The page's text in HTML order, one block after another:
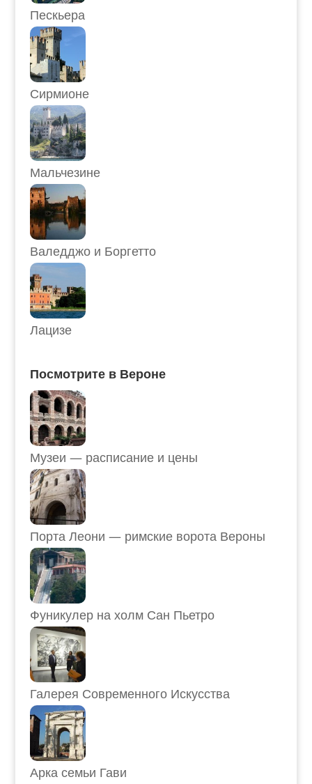
Пескьера
Сирмионе
Мальчезине
Валедджо и Боргетто
Лацизе
Посмотрите в Вероне
Музеи — расписание и цены
Порта Леони — римские ворота Вероны
Фуникулер на холм Сан Пьетро
Галерея Современного Искусства
Арка семьи Гави